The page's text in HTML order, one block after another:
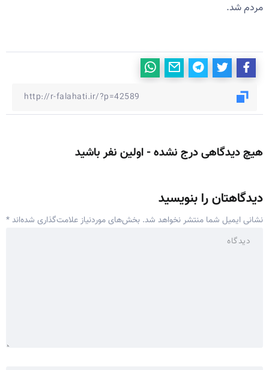
مردم شد.
هیچ دیدگاهی درج نشده - اولین نفر باشید
دیدگاهتان را بنویسید
نشانی ایمیل شما منتشر نخواهد شد. بخش‌های موردنیاز علامت‌گذاری شده‌اند*